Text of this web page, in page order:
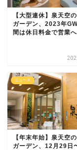
【大型連休】泉天空
ガーデン、2023年
間は休日料金で営業へ
ニュース
【年末年始】泉天空
ガーデン、12月29日